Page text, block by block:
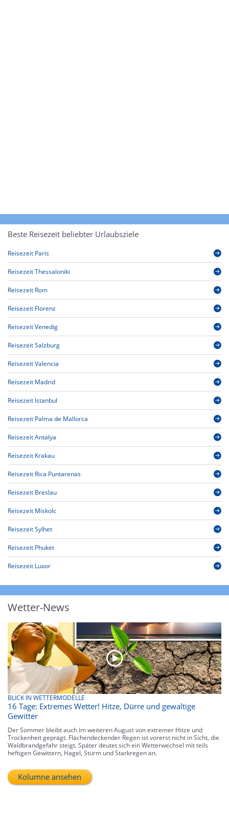
Beste Reisezeit beliebter Urlaubsziele
Reisezeit Paris
Reisezeit Thessaloniki
Reisezeit Rom
Reisezeit Florenz
Reisezeit Venedig
Reisezeit Salzburg
Reisezeit Valencia
Reisezeit Madrid
Reisezeit Istanbul
Reisezeit Palma de Mallorca
Reisezeit Antalya
Reisezeit Krakau
Reisezeit Rica Puntarenas
Reisezeit Breslau
Reisezeit Miskolc
Reisezeit Sylhet
Reisezeit Phuket
Reisezeit Luxor
Wetter-News
BLICK IN WETTERMODELLE
16 Tage: Extremes Wetter! Hitze, Dürre und gewaltige
Gewitter
Der Sommer bleibt auch im weiteren August von extremer Hitze und
Trockenheit geprägt. Flächendeckender Regen ist vorerst nicht in Sicht, die
Waldbrandgefahr steigt. Später deutet sich ein Wetterwechsel mit teils
heftigen Gewittern, Hagel, Sturm und Starkregen an.
Kolumne ansehen